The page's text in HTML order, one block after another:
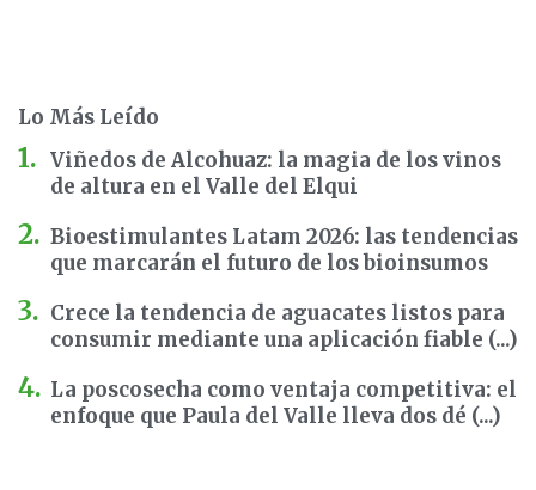
Lo Más Leído
Viñedos de Alcohuaz: la magia de los vinos
de altura en el Valle del Elqui
Bioestimulantes Latam 2026: las tendencias
que marcarán el futuro de los bioinsumos
Crece la tendencia de aguacates listos para
consumir mediante una aplicación fiable (...)
La poscosecha como ventaja competitiva: el
enfoque que Paula del Valle lleva dos dé (...)